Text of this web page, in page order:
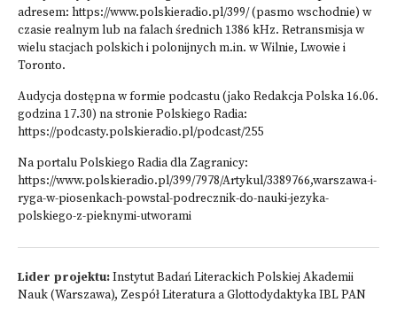
adresem: https://www.polskieradio.pl/399/(pasmo wschodnie) w
czasie realnym lub na falach średnich 1386 kHz. Retransmisja w
wielu stacjach polskich i polonijnych m.in. w Wilnie, Lwowie i
Toronto.
Audycja dostępna w formie podcastu (jako Redakcja Polska 16.06.
godzina 17.30) na stronie Polskiego Radia:
https://podcasty.polskieradio.pl/podcast/255
Na portalu Polskiego Radia dla Zagranicy:
https://www.polskieradio.pl/399/7978/Artykul/3389766,warszawa-i-
ryga-w-piosenkach-powstal-podrecznik-do-nauki-jezyka-
polskiego-z-pieknymi-utworami
Lider projektu:Instytut Badań Literackich Polskiej Akademii
Nauk (Warszawa), Zespół Literatura a Glottodydaktyka IBL PAN